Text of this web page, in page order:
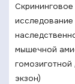
Скрининговое
исследование
мышечной
гомозиготной
экзон)